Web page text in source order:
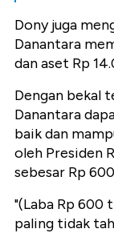
Dony juga
Danantara
dan aset Rp
Dengan bekal
Danantara
baik dan
oleh Presiden
sebesar Rp
"(Laba Rp 600
paling tidak